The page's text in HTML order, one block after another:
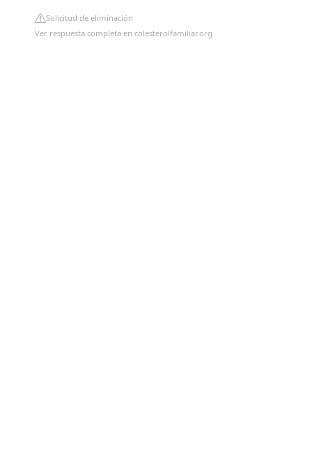
Solicitud de eliminación
Ver respuesta completa en colesterolfamiliar.org